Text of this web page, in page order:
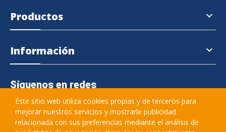
Productos 
Información 
Síguenos en redes
Este sitio web utiliza cookies propias y de terceros para
mejorar nuestros servicios y mostrarle publicidad
relacionada con sus preferencias mediante el análisis de